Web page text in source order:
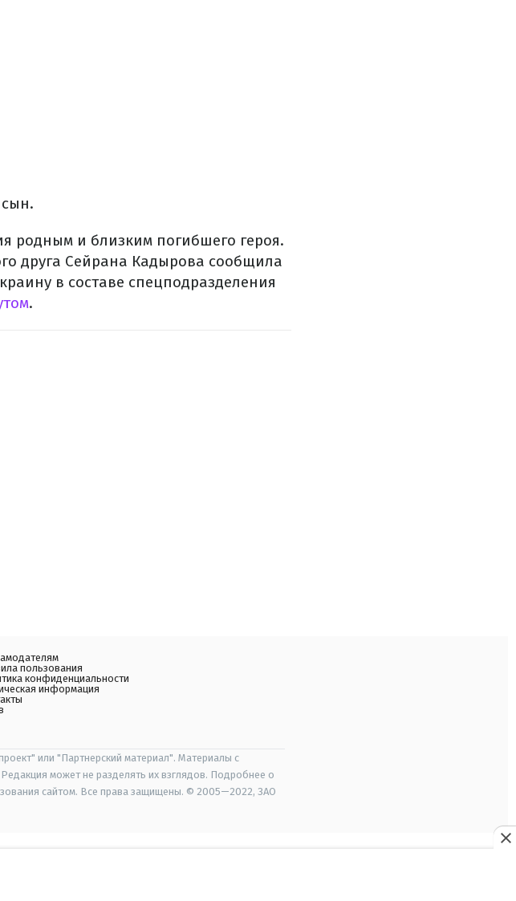
родным и близким погибшего героя.
друга Сейрана Кадырова сообщила
в составе спецподразделения
.
пользования
конфиденциальности
информация
или "Партнерский материал". Материалы с
может не разделять их взглядов. Подробнее о
сайтом. Все права защищены. © 2005—2022, ЗАО